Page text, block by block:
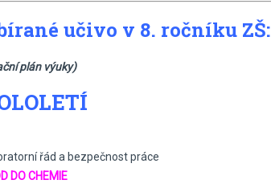
učivo v 8. ročníku ZŠ:
plán výuky)
řád a bezpečnost práce
DO CHEMIE